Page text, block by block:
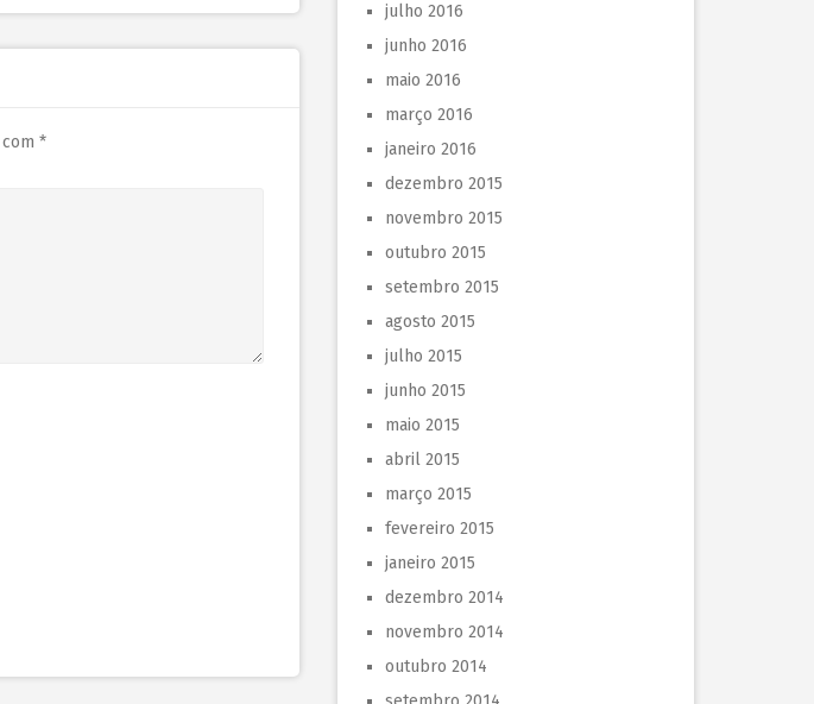
*
julho 2016
junho 2016
maio 2016
março 2016
janeiro 2016
dezembro 2015
novembro 2015
outubro 2015
setembro 2015
agosto 2015
julho 2015
junho 2015
maio 2015
abril 2015
março 2015
fevereiro 2015
janeiro 2015
dezembro 2014
novembro 2014
outubro 2014